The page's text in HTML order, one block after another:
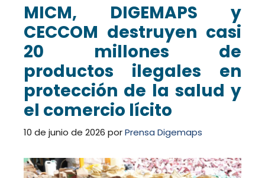
MICM, DIGEMAPS y
CECCOM destruyen casi
20 millones de
productos ilegales en
protección de la salud y
el comercio lícito
10 de junio de 2026 porPrensa Digemaps